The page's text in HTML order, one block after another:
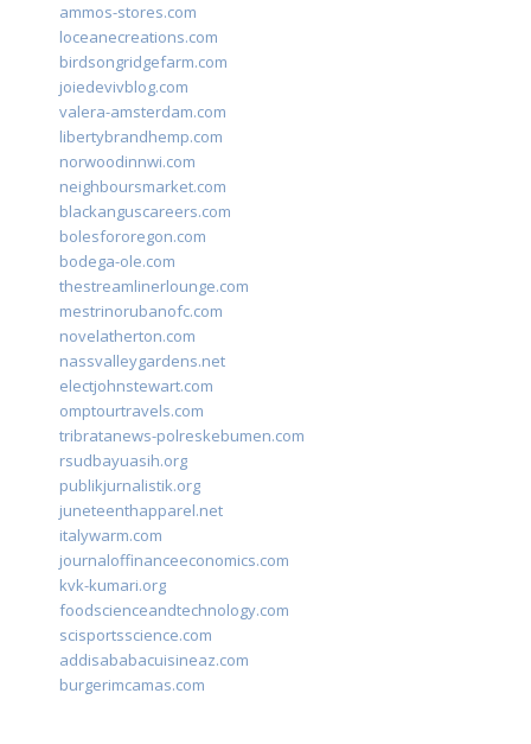
ammos-stores.com
loceanecreations.com
birdsongridgefarm.com
joiedevivblog.com
valera-amsterdam.com
libertybrandhemp.com
norwoodinnwi.com
neighboursmarket.com
blackanguscareers.com
bolesfororegon.com
bodega-ole.com
thestreamlinerlounge.com
mestrinorubanofc.com
novelatherton.com
nassvalleygardens.net
electjohnstewart.com
omptourtravels.com
tribratanews-polreskebumen.com
rsudbayuasih.org
publikjurnalistik.org
juneteenthapparel.net
italywarm.com
journaloffinanceeconomics.com
kvk-kumari.org
foodscienceandtechnology.com
scisportsscience.com
addisababacuisineaz.com
burgerimcamas.com